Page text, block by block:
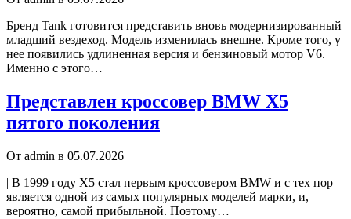
Бренд Tank готовится представить вновь модернизированный
младший вездеход. Модель изменилась внешне. Кроме того, у
нее появились удлиненная версия и бензиновый мотор V6.
Именно с этого…
Представлен кроссовер BMW X5
пятого поколения
От admin в 05.07.2026
| В 1999 году X5 стал первым кроссовером BMW и с тех пор
является одной из самых популярных моделей марки, и,
вероятно, самой прибыльной. Поэтому…